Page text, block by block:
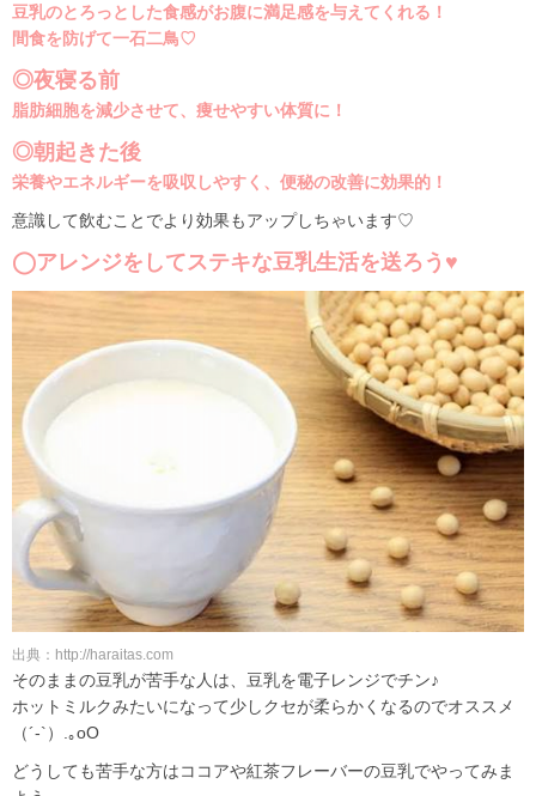
豆乳のとろっとした食感がお腹に満足感を与えてくれる！
間食を防げて一石二鳥♡
◎夜寝る前
脂肪細胞を減少させて、痩せやすい体質に！
◎朝起きた後
栄養やエネルギーを吸収しやすく、便秘の改善に効果的！
意識して飲むことでより効果もアップしちゃいます♡
◯アレンジをしてステキな豆乳生活を送ろう♥
出典：http://haraitas.com
そのままの豆乳が苦手な人は、豆乳を電子レンジでチン♪
ホットミルクみたいになって少しクセが柔らかくなるのでオススメ
（´-`）.｡oO
どうしても苦手な方はココアや紅茶フレーバーの豆乳でやってみま